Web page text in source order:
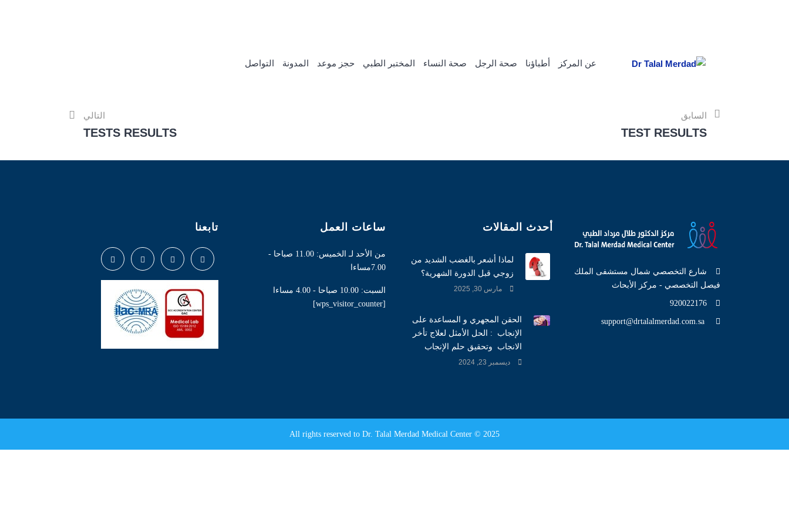
عن المركز أطباؤنا صحة الرجل صحة النساء المختبر الطبي حجز موعد المدونة التواصل
السابق
TEST RESULTS
التالي
TESTS RESULTS
شارع التخصصي شمال مستشفى الملك
فيصل التخصصي - مركز الأبحاث
920022176
أحدث المقالات
لماذا أشعر بالغضب الشديد من
زوجي قبل الدورة الشهرية؟
مارس 30, 2025
الحقن المجهري و المساعدة على
الإنجاب : الحل الأمثل لعلاج تأخر
الانجاب وتحقيق حلم الإنجاب
ديسمبر 23, 2024
ساعات العمل
من الأحد لـ الخميس: 11.00 صباحا -
7.00مساءا
السبت: 10.00 صباحا - 4.00 مساءا
[wps_visitor_counter]
تابعنا
All rights reserved to Dr. Talal Merdad Medical Center © 2025